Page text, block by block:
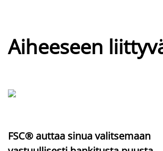
Aiheeseen
FSC® auttaa sinua valitsemaan